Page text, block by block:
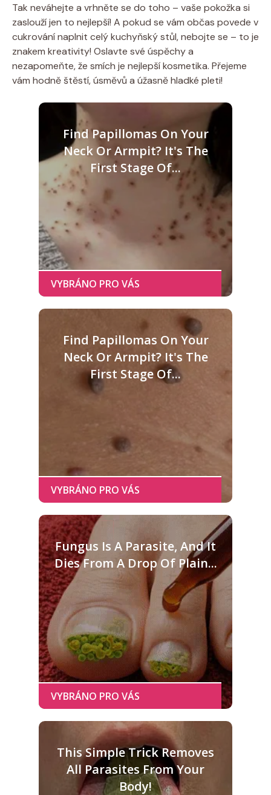
Tak neváhejte a vrhněte se do toho – vaše pokožka si
zaslouží jen to nejlepší! A pokud se vám občas povede v
cukrování naplnit celý kuchyňský stůl, nebojte se – to je
znakem kreativity! Oslavte své úspěchy a
nezapomeňte, že smích je nejlepší kosmetika. Přejeme
vám hodně štěstí, úsměvů a úžasně hladké pleti!
Find Papillomas On Your
Neck Or Armpit? It's The
First Stage Of...
Find Papillomas On Your
Neck Or Armpit? It's The
First Stage Of...
Fungus Is A Parasite, And It
Dies From A Drop Of Plain...
This Simple Trick Removes
All Parasites From Your
Body!